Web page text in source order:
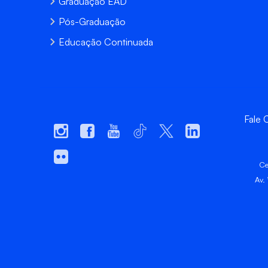
Pós-Graduação
Educação Continuada
Fale
Av.